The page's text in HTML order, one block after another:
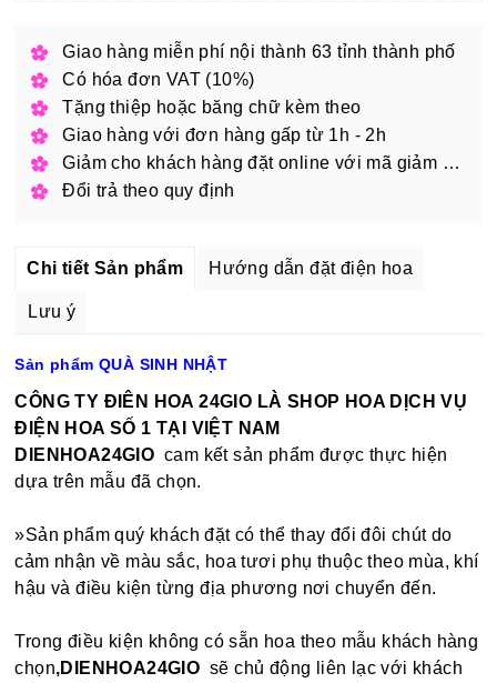
Giao hàng miễn phí nội thành 63 tỉnh thành phố
Có hóa đơn VAT (10%)
Tặng thiệp hoặc băng chữ kèm theo
Giao hàng với đơn hàng gấp từ 1h - 2h
Giảm cho khách hàng đặt online với mã giảm giá
Đổi trả theo quy định
Chi tiết Sản phẩm Hướng dẫn đặt điện hoa
Lưu ý
Sản phẩm QUÀ SINH NHẬT
CÔNG TY ĐIÊN HOA 24GIO LÀ SHOP HOA DỊCH VỤ
ĐIỆN HOA SỐ 1 TẠI VIỆT NAM
DIENHOA24GIOcam kết sản phẩm được thực hiện
dựa trên mẫu đã chọn.
»Sản phẩm quý khách đặt có thể thay đổi đôi chút do
cảm nhận về màu sắc, hoa tươi phụ thuộc theo mùa, khí
hậu và điều kiện từng địa phương nơi chuyển đến.
Trong điều kiện không có sẵn hoa theo mẫu khách hàng
chọn,DIENHOA24GIOsẽ chủ động liên lạc với khách